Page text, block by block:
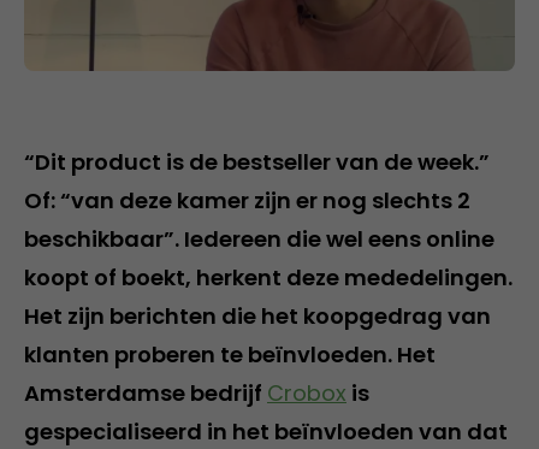
“Dit product is de bestseller van de week.”
Of: “van deze kamer zijn er nog slechts 2
beschikbaar”. Iedereen die wel eens online
koopt of boekt, herkent deze mededelingen.
Het zijn berichten die het koopgedrag van
klanten proberen te beïnvloeden. Het
Amsterdamse bedrijf Crobox is
gespecialiseerd in het beïnvloeden van dat